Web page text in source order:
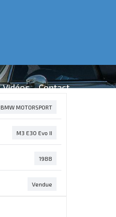
Vidéos Contact
BMW MOTORSPORT
M3 E30 Evo II
1988
Vendue